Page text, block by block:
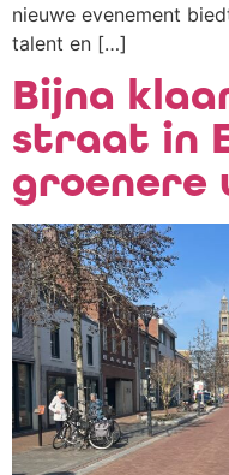
nieuwe evenement
talent en […]
Bijna
straat in
groenere